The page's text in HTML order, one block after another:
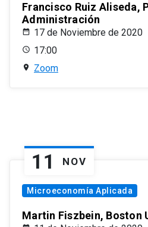
Francisco Ruiz Aliseda,
Administración
17 de Noviembre de 2020
17:00
Zoom
11 NOV
Microeconomía Aplicada
Martin Fiszbein, Boston